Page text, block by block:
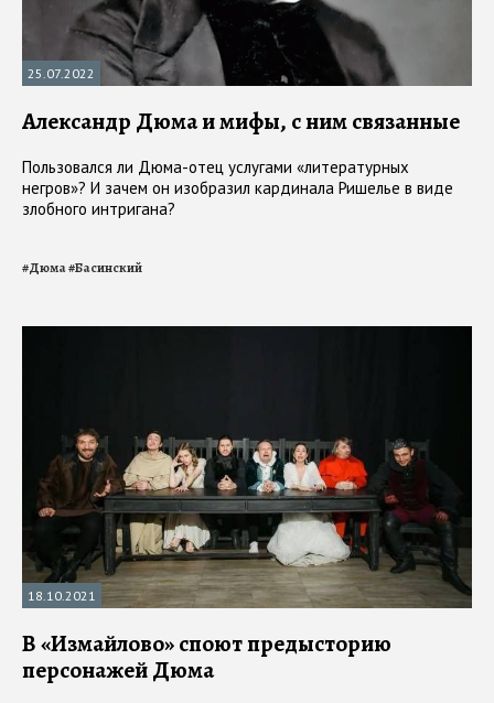
25.07.2022
Александр Дюма и мифы, с ним связанные
Пользовался ли Дюма-отец услугами «литературных
негров»? И зачем он изобразил кардинала Ришелье в виде
злобного интригана?
#Дюма#Басинский
18.10.2021
В «Измайлово» споют предысторию
персонажей Дюма